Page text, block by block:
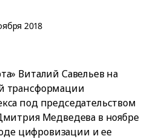
2018
Виталий Савельев на
трансформации
под председательством
Медведева в ноябре
цифровизации и ее